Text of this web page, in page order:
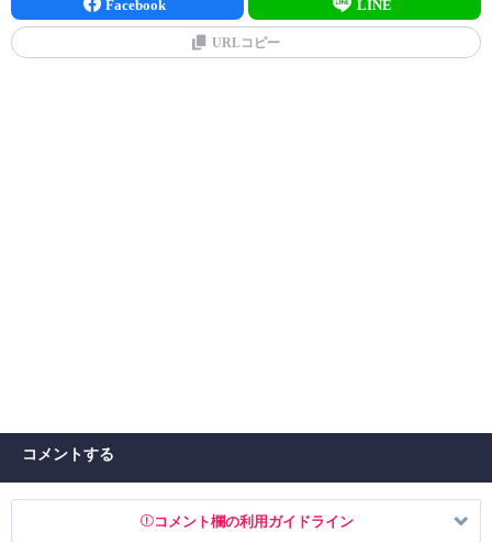
Facebook LINE
URLコピー
コメントする
コメント欄の利用ガイドライン